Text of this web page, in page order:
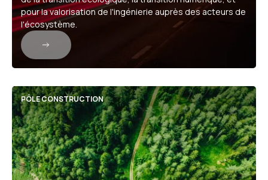
pour la valorisation de l'ingénierie auprès des acteurs de
l'écosystème.
PÔLE CONSTRUCTION